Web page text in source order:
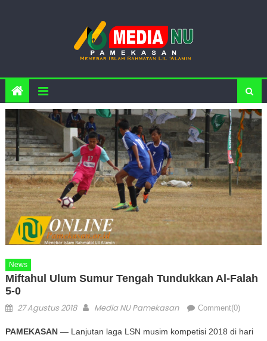
News
Miftahul Ulum Sumur Tengah Tundukkan Al-Falah
5-0
Posted on
27 Agustus 2018 Author
Media NU Pamekasan Comment(0)
PAMEKASAN— Lanjutan laga LSN musim kompetisi 2018 di hari